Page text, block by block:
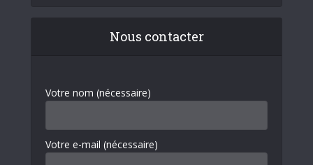
Nous contacter
Votre nom (nécessaire)
Votre e-mail (nécessaire)